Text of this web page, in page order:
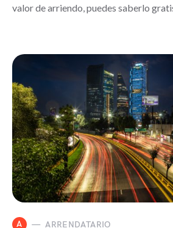
valor de arriendo, puedes saberlo
A ARRENDATARIO